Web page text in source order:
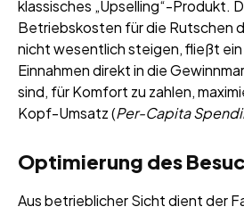
klassisches „Upselling“-Produkt.
Betriebskosten für die Rutschen
nicht wesentlich steigen, fließt
Einnahmen direkt in die
sind, für Komfort zu zahlen,
Kopf-Umsatz (Per-Capita
Optimierung des
Aus betrieblicher Sicht dient der